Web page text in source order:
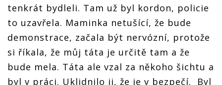
tenkrát bydleli. Tam už byl kordon, policie
to uzavřela. Maminka netušící, že bude
demonstrace, začala být nervózní, protože
si říkala, že můj táta je určitě tam a že
bude mela. Táta ale vzal za někoho šichtu a
byl v práci. Uklidnilo ji, že je v bezpečí. Byl